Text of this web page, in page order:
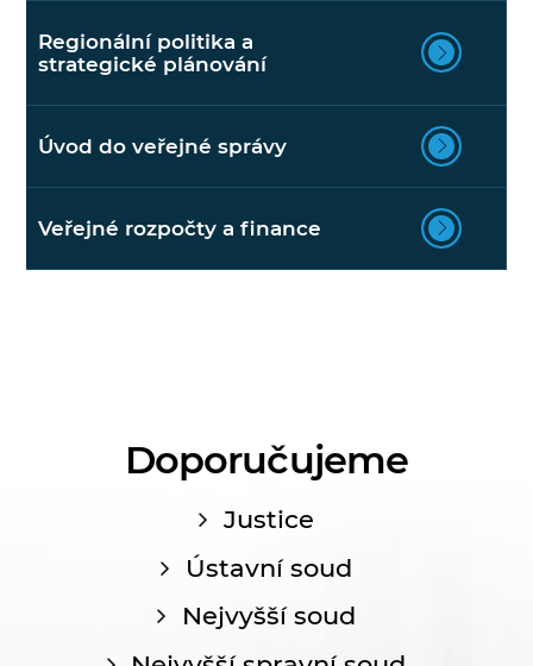
Regionální politika a
strategické plánování
Úvod do veřejné správy
Veřejné rozpočty a finance
Doporučujeme
Justice
Ústavní soud
Nejvyšší soud